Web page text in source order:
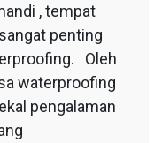
, tempat
penting
Oleh
waterproofing
pengalaman